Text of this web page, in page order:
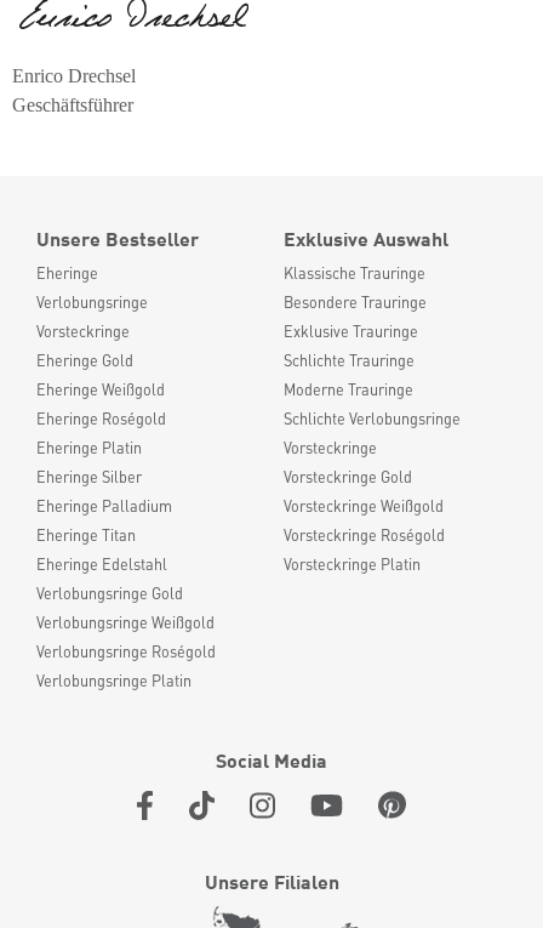
Enrico Drechsel
Geschäftsführer
Unsere Bestseller
Eheringe
Verlobungsringe
Vorsteckringe
Eheringe Gold
Eheringe Weißgold
Eheringe Roségold
Eheringe Platin
Eheringe Silber
Eheringe Palladium
Eheringe Titan
Eheringe Edelstahl
Verlobungsringe Gold
Verlobungsringe Weißgold
Verlobungsringe Roségold
Verlobungsringe Platin
Exklusive Auswahl
Klassische Trauringe
Besondere Trauringe
Exklusive Trauringe
Schlichte Trauringe
Moderne Trauringe
Schlichte Verlobungsringe
Vorsteckringe
Vorsteckringe Gold
Vorsteckringe Weißgold
Vorsteckringe Roségold
Vorsteckringe Platin
Social Media
Unsere Filialen